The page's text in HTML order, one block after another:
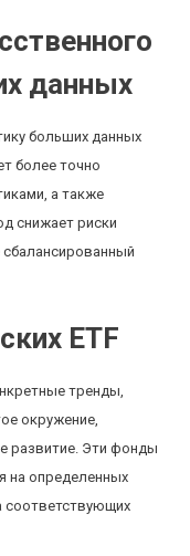
данных
больших данных
более точно
а также
снижает риски
ETF
тренды,
окружение,
развитие. Эти фонды
на определенных
соответствующих